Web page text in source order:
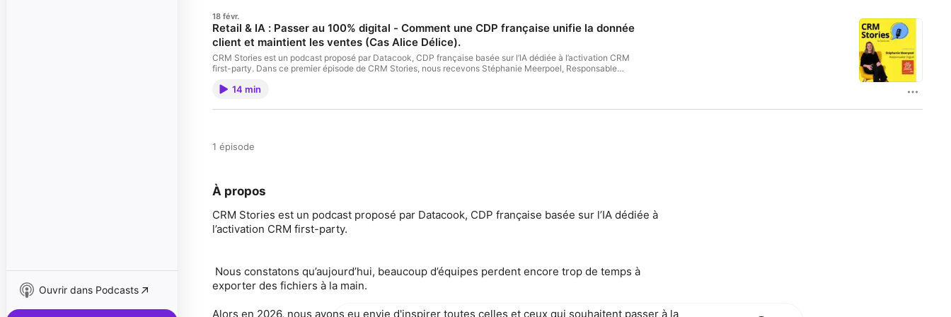
Ouvrir dans Podcasts
18 févr.
Retail & IA : Passer au 100% digital - Comment une CDP française unifie la donnée
client et maintient les ventes (Cas Alice Délice).
CRM Stories est un podcast proposé par Datacook, CDP française basée sur l’IA dédiée à l’activation CRM
first-party. Dans ce premier épisode de CRM Stories, nous recevons Stéphanie Meerpoel, Responsable
le 100 % digital. Comment a-t-elle géré l'automatisation, optimisé les parcours clients et maintenu la
transformation digitale. Hébergé par Ausha. Visitez ausha.co/politique-de-confidentialite pour plus
14 min
1 épisode
À propos
CRM Stories est un podcast proposé par Datacook, CDP française basée sur l’IA dédiée à
l’activation CRM first-party.
Nous constatons qu’aujourd’hui, beaucoup d’équipes perdent encore trop de temps à
exporter des fichiers à la main.
Alors en 2026, nous avons eu envie d'inspirer toutes celles et ceux qui souhaitent passer à la